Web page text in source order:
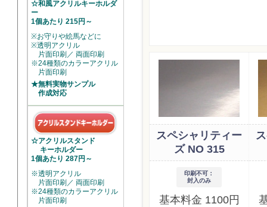
☆和風アクリルキーホルダ
ー
1個あたり 215円～
※お守りや絵馬などに
※透明アクリル
片面印刷／ 両面印刷
※24種類のカラーアクリル
片面印刷
★無料実物サンプル
作成対応
☆アクリルスタンド
キーホルダー
1個あたり 287円～
※透明アクリル
片面印刷／ 両面印刷
※24種類のカラーアクリル
片面印刷
スペシャリティー
ズ NO 315
印刷不可：
封入のみ
基本料金 1100円